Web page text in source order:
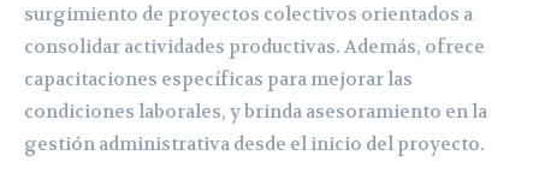
surgimiento de proyectos colectivos orientados a
consolidar actividades productivas. Además, ofrece
capacitaciones específicas para mejorar las
condiciones laborales, y brinda asesoramiento en la
gestión administrativa desde el inicio del proyecto.